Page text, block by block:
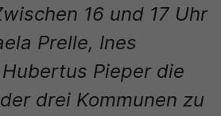
16 und 17 Uhr
Prelle, Ines
Pieper die
drei Kommunen zu
wird verwendet, um Ihre Cookie-
zu speichern.
Cookie-Informationen anzeigen
auf unserer Website externe Inhalte,